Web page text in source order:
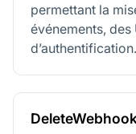
permettant la
événements,
d’authentification.